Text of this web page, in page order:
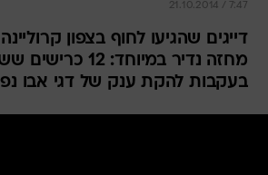
21.10.2014 / 7:47
דייגים שהגיעו לחוף בצפון
מחזה נדיר במיוחד: 12
בעקבות להקת ענק של דגי אבו